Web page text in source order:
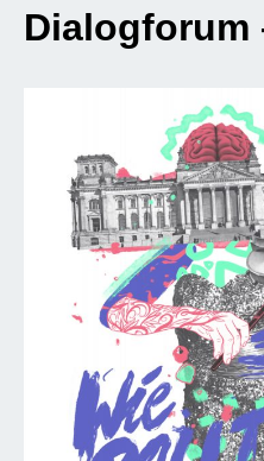
Dialogforum